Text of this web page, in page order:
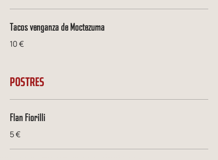
Tacos venganza de Moctezuma
10 €
POSTRES
Flan Fiorilli
5 €